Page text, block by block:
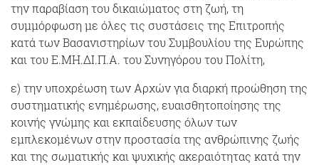
την παραβίαση του δικαιώματος στη ζωή, τη
συμμόρφωση με όλες τις συστάσεις της Επιτροπής
κατά των Βασανιστηρίων του Συμβουλίου της Ευρώπης
και του Ε.ΜΗ.ΔΙ.Π.Α. του Συνηγόρου του Πολίτη,
ε) την υποχρέωση των Αρχών για διαρκή προώθηση της
συστηματικής ενημέρωσης, ευαισθητοποίησης της
κοινής γνώμης και εκπαίδευσης όλων των
εμπλεκομένων στην προστασία της ανθρώπινης ζωής
και της σωματικής και ψυχικής ακεραιότητας κατά την